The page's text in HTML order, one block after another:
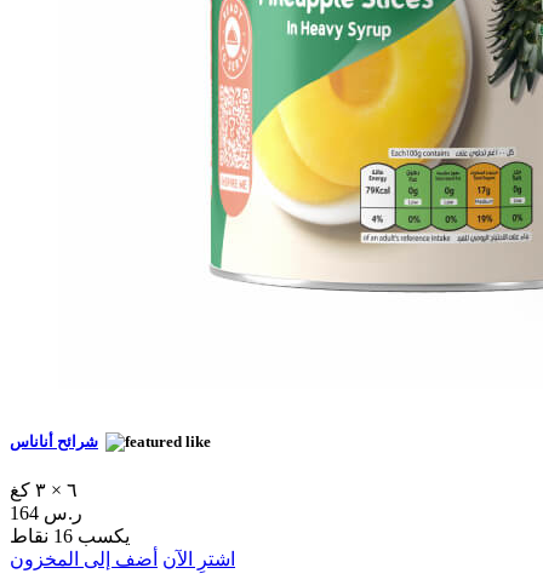
شرائح أناناس
٦ × ٣ كغ
164 ر.س
يكسب 16 نقاط
اشترِ الآن أضف إلى المخزون